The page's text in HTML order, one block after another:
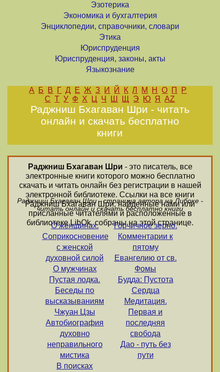
Эзотерика
Экономика и бухгалтерия
Энциклопедии, справочники, словари
Этика
Юриспруденция
Юриспруденция, законы, акты
Языкознание
А Б В Г Д Е Ж З И Й К Л М Н О П
Р
С Т У Ф Х Ц Ч Ш Щ Э Ю Я AZ
Раджниш Бхагаван Шри - читать
онлайн и скачать бесплатно
книги
Раджниш Бхагаван Шри - это писатель, все
электронные книги которого можно бесплатно
скачать и читать онлайн без регистрации в нашей
электронной библиотеке. Ссылки на все книги
Раджниш Бхагаван Шри, найденные нами или
присланные читателями и расположенные в
библиотеке LibOk, собраны на этой странице.
Раджниш Бхагаван Шри - страница автора на Либоке -
читать онлайн и скачать бесплатно книги
О женщинах.
Соприкосновение
с женской
духовной силой
О мужчинах
Пустая лодка.
Беседы по
высказываниям
Чжуан Цзы
Автобиография
духовно
неправильного
мистика
В поисках
Горчичное зерно.
Комментарии к
пятому
Евангелию от св.
Фомы
Будда: Пустота
Сердца
Медитация.
Первая и
последняя
свобода
Дао - путь без
пути